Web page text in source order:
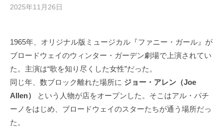
2025年11月26日
i
g
a
h
y
の
コ
メ
ト
1965年、オリジナル版ミュージカル『ファニー・ガール』が
ブロードウェイのウィンター・ガーデン劇場で上演されてい
た。主演は“歌を知り尽くした女性”だった。
同じ年、数ブロック離れた場所に ジョー・アレン（Joe
Allen）
という人物が店をオープンした。そこはアル・パチ
ーノをはじめ、ブロードウェイのスターたちが通う場所だっ
た。